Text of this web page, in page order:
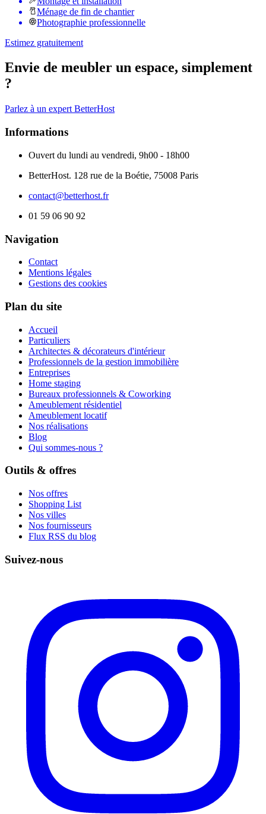
Ménage de fin de chantier
Photographie professionnelle
Estimez gratuitement
Envie de meubler un espace, simplement
?
Parlez à un expert BetterHost
Informations
Ouvert du lundi au vendredi, 9h00 - 18h00
BetterHost. 128 rue de la Boétie, 75008 Paris
contact@betterhost.fr
01 59 06 90 92
Navigation
Contact
Mentions légales
Gestions des cookies
Plan du site
Accueil
Particuliers
Architectes & décorateurs d'intérieur
Professionnels de la gestion immobilière
Entreprises
Home staging
Bureaux professionnels & Coworking
Ameublement résidentiel
Ameublement locatif
Nos réalisations
Blog
Qui sommes-nous ?
Outils & offres
Nos offres
Shopping List
Nos villes
Nos fournisseurs
Flux RSS du blog
Suivez-nous